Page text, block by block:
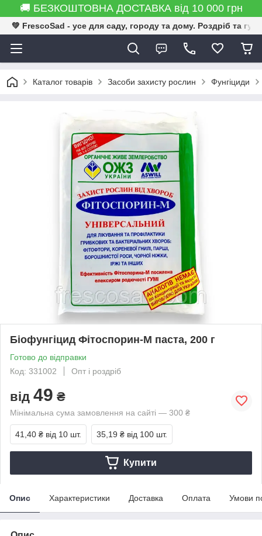
🚚 БЕЗКОШТОВНА ДОСТАВКА від 10 000 грн
💚 FrescoSad - усе для саду, городу та дому. Роздріб та
Каталог товарів Засоби захисту рослин Фунгіциди
Біофунгіцид Фітоспорин-М паста, 200 г
Готово до відправки
Код: 331002
Опт і роздріб
від 49 ₴
Мінімальна сума замовлення на сайті — 300 ₴
41,40 ₴ від 10 шт. 35,19 ₴ від 100 шт.
Купити
Опис Характеристики Доставка Оплата Умови